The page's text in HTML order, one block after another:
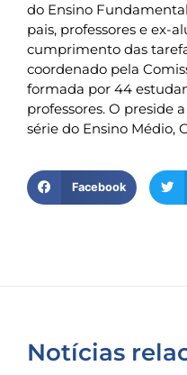
do Ensino
pais, professores e ex-
cumprimento das
coordenado pela
formada por 44
professores. O preside
série do Ensino Médio,
Facebook
Notícias